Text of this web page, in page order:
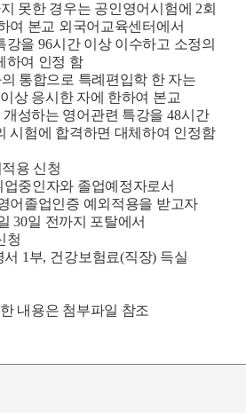
못한 경우는 공인영어시험에 2회
여 본교 외국어교육센터에서
강을 96시간 이상 이수하고 소정의
하여 인정 함
통합으로 특례편입학 한 자는
상 응시한 자에 한하여 본교
성하는 영어관련 특강을 48시간
시험에 합격하면 대체하여 인정함
용 신청
중인자와 졸업예정자로서
어졸업인증 예외적용을 받고자
30일 전까지 포탈에서
청
서 1 부, 건강보험료(직장) 득실
내용은 첨부파일 참조